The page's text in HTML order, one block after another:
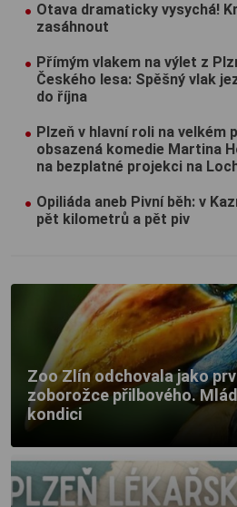
Otava dramaticky vysychá!
zasáhnout
Přímým vlakem na výlet z
Českého lesa: Spěšný vlak
do října
Plzeň v hlavní roli na velkém
obsazená komedie Martina
na bezplatné projekci na
Opiliáda aneb Pivní běh: v
pět kilometrů a pět piv
Zoo Zlín odchovala jako
zoborožce přilbového.
kondici